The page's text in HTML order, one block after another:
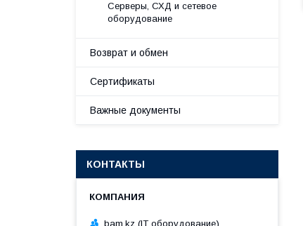
Серверы, СХД и сетевое
оборудование
Возврат и обмен
Сертификаты
Важные документы
КОНТАКТЫ
bam.kz (IT оборудование)